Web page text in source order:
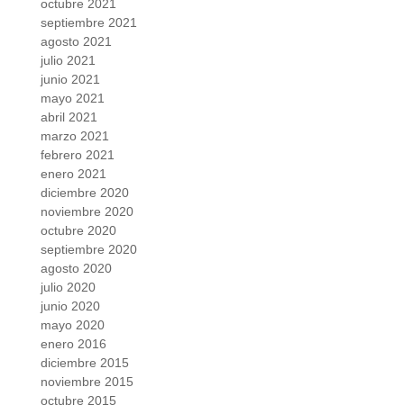
octubre 2021
septiembre 2021
agosto 2021
julio 2021
junio 2021
mayo 2021
abril 2021
marzo 2021
febrero 2021
enero 2021
diciembre 2020
noviembre 2020
octubre 2020
septiembre 2020
agosto 2020
julio 2020
junio 2020
mayo 2020
enero 2016
diciembre 2015
noviembre 2015
octubre 2015